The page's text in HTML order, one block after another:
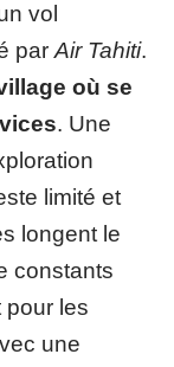
vol
par Air Tahiti.
où se
. Une
limité et
longent le
constants
pour les
une